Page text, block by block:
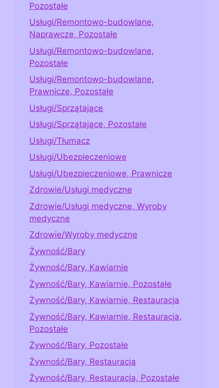
Pozostałe
Usługi/Remontowo-budowlane,
Naprawcze, Pozostałe
Usługi/Remontowo-budowlane,
Pozostałe
Usługi/Remontowo-budowlane,
Prawnicze, Pozostałe
Usługi/Sprzątające
Usługi/Sprzątające, Pozostałe
Usługi/Tłumacz
Usługi/Ubezpieczeniowe
Usługi/Ubezpieczeniowe, Prawnicze
Zdrowie/Usługi medyczne
Zdrowie/Usługi medyczne, Wyroby
medyczne
Zdrowie/Wyroby medyczne
Żywność/Bary
Żywność/Bary, Kawiarnie
Żywność/Bary, Kawiarnie, Pozostałe
Żywność/Bary, Kawiarnie, Restauracja
Żywność/Bary, Kawiarnie, Restauracja,
Pozostałe
Żywność/Bary, Pozostałe
Żywność/Bary, Restauracja
Żywność/Bary, Restauracja, Pozostałe